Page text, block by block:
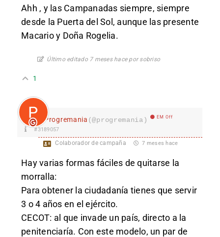
Ahh , y las Campanadas siempre, siempre
desde la Puerta del Sol, aunque las presente
Macario y Doña Rogelia.
Último editado 7 meses hace por sobriso
1
Progremania (@progremania) EM Off
#3189057
Colaborador de campaña 7 meses hace
Hay varias formas fáciles de quitarse la
morralla:
Para obtener la ciudadanía tienes que servir
3 o 4 años en el ejército.
CECOT: al que invade un país, directo a la
penitenciaría. Con este modelo, un par de